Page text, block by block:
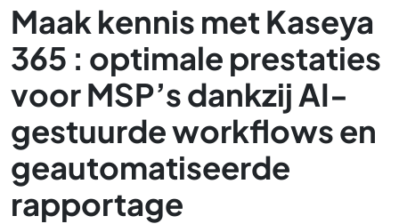
Maak kennis met Kaseya
365 : optimale prestaties
voor MSP’s dankzij AI-
gestuurde workflows en
geautomatiseerde
rapportage